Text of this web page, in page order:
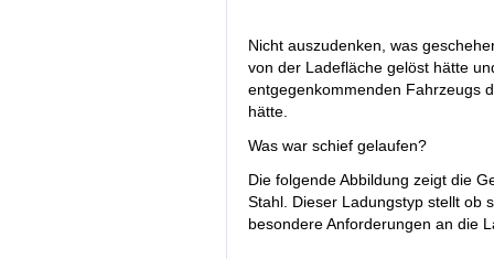
Nicht auszudenken, was
von der Ladefläche gelöst hätte
entgegenkommenden Fahrzeugs
hätte.
Was war schief gelaufen?
Die folgende Abbildung zeigt die
Stahl. Dieser Ladungstyp stellt ob
besondere Anforderungen an die